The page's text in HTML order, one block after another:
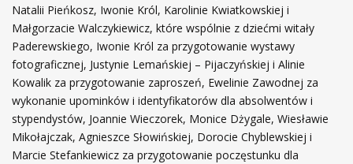
Natalii Pieńkosz, Iwonie Król, Karolinie Kwiatkowskiej i
Małgorzacie Walczykiewicz, które wspólnie z dziećmi witały
Paderewskiego, Iwonie Król za przygotowanie wystawy
fotograficznej, Justynie Lemańskiej – Pijaczyńskiej i Alinie
Kowalik za przygotowanie zaproszeń, Ewelinie Zawodnej za
wykonanie upominków i identyfikatorów dla absolwentów i
stypendystów, Joannie Wieczorek, Monice Dżygale, Wiesławie
Mikołajczak, Agnieszce Słowińskiej, Dorocie Chyblewskiej i
Marcie Stefankiewicz za przygotowanie poczęstunku dla